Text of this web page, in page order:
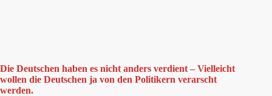
Die Deutschen haben es nicht anders verdient – Vielleicht
wollen die Deutschen ja von den Politikern verarscht
werden.